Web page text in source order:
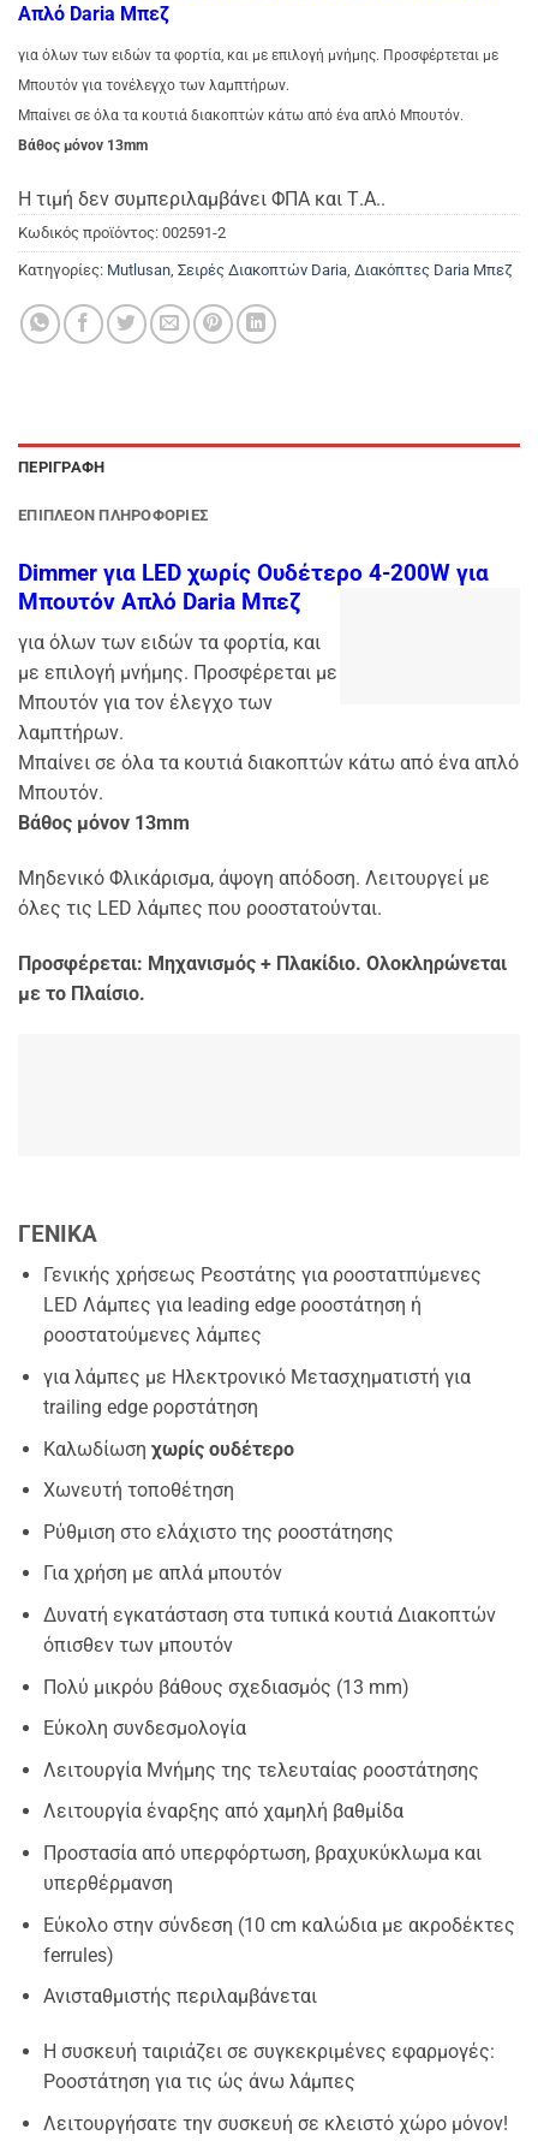
Απλό Daria Μπεζ
για όλων των ειδών τα φορτία, και με επιλογή μνήμης. Προσφέρτεται με
Μπουτόν για τονέλεγχο των λαμπτήρων.
Μπαίνει σε όλα τα κουτιά διακοπτών κάτω από ένα απλό Μπουτόν.
Βάθος μόνον 13mm
Η τιμή δεν συμπεριλαμβάνει ΦΠΑ και Τ.Α..
Κωδικός προϊόντος: 002591-2
Κατηγορίες: Mutlusan Σειρές Διακοπτών Daria Διακόπτες Daria Μπεζ
ΠΕΡΙΓΡΑΦΉ
ΕΠΙΠΛΈΟΝ ΠΛΗΡΟΦΟΡΊΕΣ
Dimmer για LED χωρίς Ουδέτερο 4-200W για
Μπουτόν Απλό Daria Μπεζ
για όλων των ειδών τα φορτία, και
με επιλογή μνήμης. Προσφέρεται με
Μπουτόν για τον έλεγχο των
λαμπτήρων.
Μπαίνει σε όλα τα κουτιά διακοπτών κάτω από ένα απλό
Μπουτόν.
Βάθος μόνον 13mm
Μηδενικό Φλικάρισμα, άψογη απόδοση. Λειτουργεί με
όλες τις LED λάμπες που ροοστατούνται.
Προσφέρεται: Μηχανισμός + Πλακίδιο. Ολοκληρώνεται
με το Πλαίσιο.
ΓΕΝΙΚΑ
Γενικής χρήσεως Ρεοστάτης για ροοστατπύμενες
LED Λάμπες για leading edge ροοστάτηση ή
ροοστατούμενες λάμπες
για λάμπες με Ηλεκτρονικό Μετασχηματιστή για
trailing edge ρορστάτηση
Καλωδίωση χωρίς ουδέτερο
Χωνευτή τοποθέτηση
Ρύθμιση στο ελάχιστο της ροοστάτησης
Για χρήση με απλά μπουτόν
Δυνατή εγκατάσταση στα τυπικά κουτιά Διακοπτών
όπισθεν των μπουτόν
Πολύ μικρόυ βάθους σχεδιασμός (13 mm)
Εύκολη συνδεσμολογία
Λειτουργία Μνήμης της τελευταίας ροοστάτησης
Λειτουργία έναρξης από χαμηλή βαθμίδα
Προστασία από υπερφόρτωση, βραχυκύκλωμα και
υπερθέρμανση
Εύκολο στην σύνδεση (10 cm καλώδια με ακροδέκτες
ferrules)
Ανισταθμιστής περιλαμβάνεται
Η συσκευή ταιριάζει σε συγκεκριμένες εφαρμογές:
Ροοστάτηση για τις ώς άνω λάμπες
Λειτουργήσατε την συσκευή σε κλειστό χώρο μόνον!